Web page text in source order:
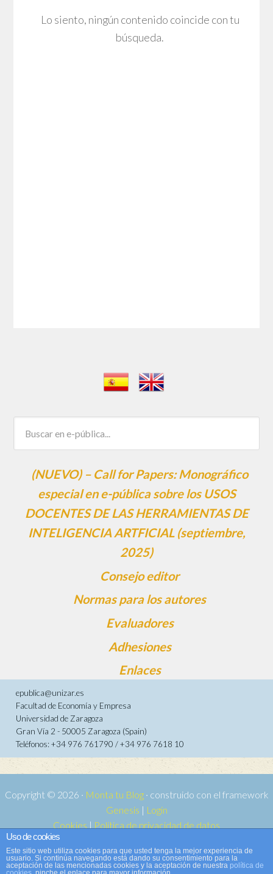
Lo siento, ningún contenido coincide con tu
búsqueda.
(NUEVO) – Call for Papers: Monográfico
especial en e-pública sobre los USOS
DOCENTES DE LAS HERRAMIENTAS DE
INTELIGENCIA ARTFICIAL (septiembre,
2025)
Consejo editor
Normas para los autores
Evaluadores
Adhesiones
Enlaces
epublica@unizar.es
Facultad de Economía y Empresa
Universidad de Zaragoza
Gran Vía 2 - 50005 Zaragoza (Spain)
Teléfonos: +34 976 761790 / +34 976 7618 10
Copyright © 2026 · Monta tu Blog· construido con el framework
Genesis | Login
Cookies | Política de privacidad de datos
Copyright © 2026 ·
WordPress·Acceder
Uso de cookies
Este sitio web utiliza cookies para que usted tenga la mejor experiencia de
usuario. Si continúa navegando está dando su consentimiento para la
aceptación de las mencionadas cookies y la aceptación de nuestra política de